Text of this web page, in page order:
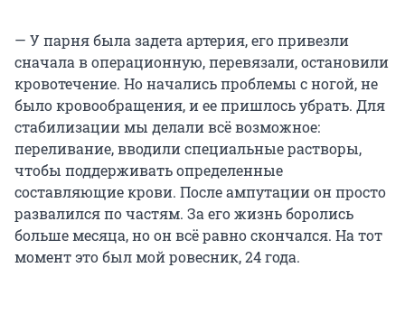
— У парня была задета артерия, его привезли
сначала в операционную, перевязали, остановили
кровотечение. Но начались проблемы с ногой, не
было кровообращения, и ее пришлось убрать. Для
стабилизации мы делали всё возможное:
переливание, вводили специальные растворы,
чтобы поддерживать определенные
составляющие крови. После ампутации он просто
развалился по частям. За его жизнь боролись
больше месяца, но он всё равно скончался. На тот
момент это был мой ровесник, 24 года.